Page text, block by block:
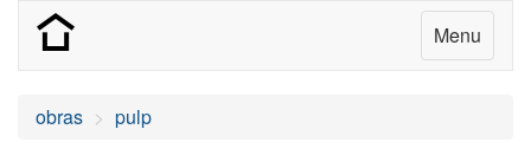
Menu
obras pulp